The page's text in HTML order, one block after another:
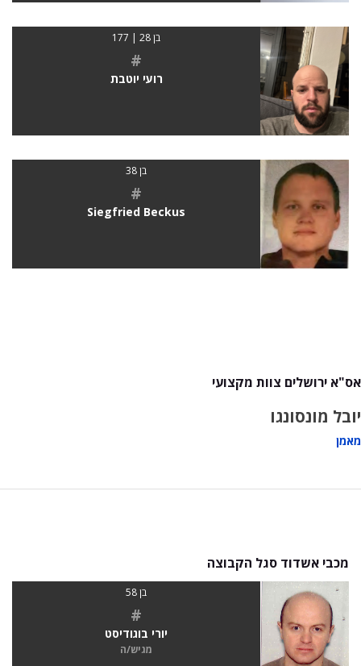
בן 28 | 177
#
רועי יוטבת
בן 38
#
Siegfried Beckus
אס"א ירושלים צוות מקצועי
יובל מונסונגו
מאמן
מכבי אשדוד סגל הקבוצה
בן 58
#
יורי בוגודיסט
מגיש/ה